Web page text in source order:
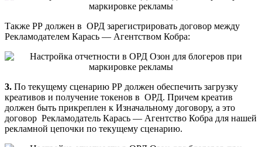
Также РР должен в ОРД зарегистрировать договор между
Рекламодателем Карась — Агентством Кобра:
3. По текущему сценарию РР должен обеспечить загрузку
креативов и получение токенов в ОРД. Причем креатив
должен быть прикреплен к Изначальному договору, а это
договор Рекламодатель Карась — Агентство Кобра для нашей
рекламной цепочки по текущему сценарию.